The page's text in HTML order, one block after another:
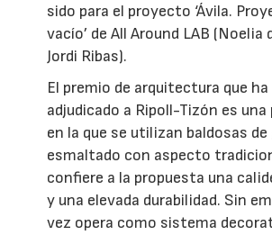
sido para el proyecto ‘Ávila.
vacío’ de All Around LAB (Noelia
Jordi Ribas).
El premio de arquitectura que ha
adjudicado a Ripoll-Tizón es
en la que se utilizan baldosas de
esmaltado con aspecto
confiere a la propuesta una
y una elevada durabilidad. Sin
vez opera como sistema